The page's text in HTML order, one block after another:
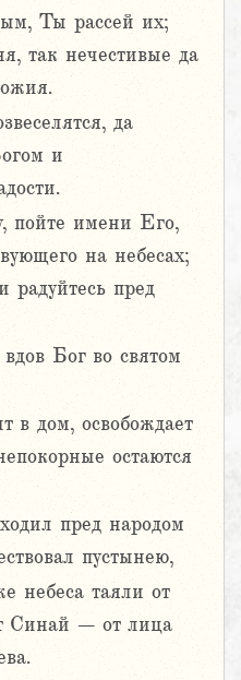
Ты рассей их;
так нечестивые да
да
и
пойте имени Его,
на небесах;
радуйтесь пред
Бог во святом
в дом, освобождает
остаются
пред народом
пустынею,
небеса таяли от
Синай – от лица